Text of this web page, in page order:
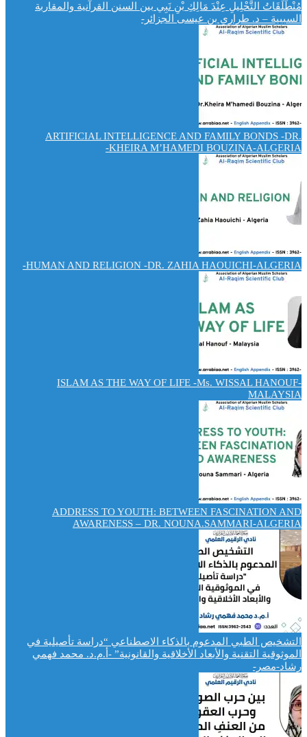
مُنْطَلَقَاتُ التَّحْلِيلِ عِنْدَ مَالِكِ بْنِ نَبِي بين السنن القرآنية والمقاربة
السببية – د. طراري بن عيسى الجزائر-
ARTIFICIAL INTELLIGENCE AND FAMILY BONDS -DR.
KHEIRA M’HAMEDI BOUZINA-ALGERIA-
HUMAN AND RELIGION -DR. ZAHIA HAOUICHI-ALGERIA-
ISLAM AS THE WAY OF LIFE -Ms. WISSAL HANOUF-
MALAYSIA
ADDRESS TO YOUTH: BETWEEN FASCINATION AND
AWARENESS – DR. NOUNA.SAMMARI-ALGERIA
التشخيص الطبي المدعوم بالذكاء الاصطناعي “دراسة تأصيلية في
الموثوقية التقنية والأبعاد الأخلاقية والقانونية” -أ.م.د. محمد فهمي
رشاد-مصر-